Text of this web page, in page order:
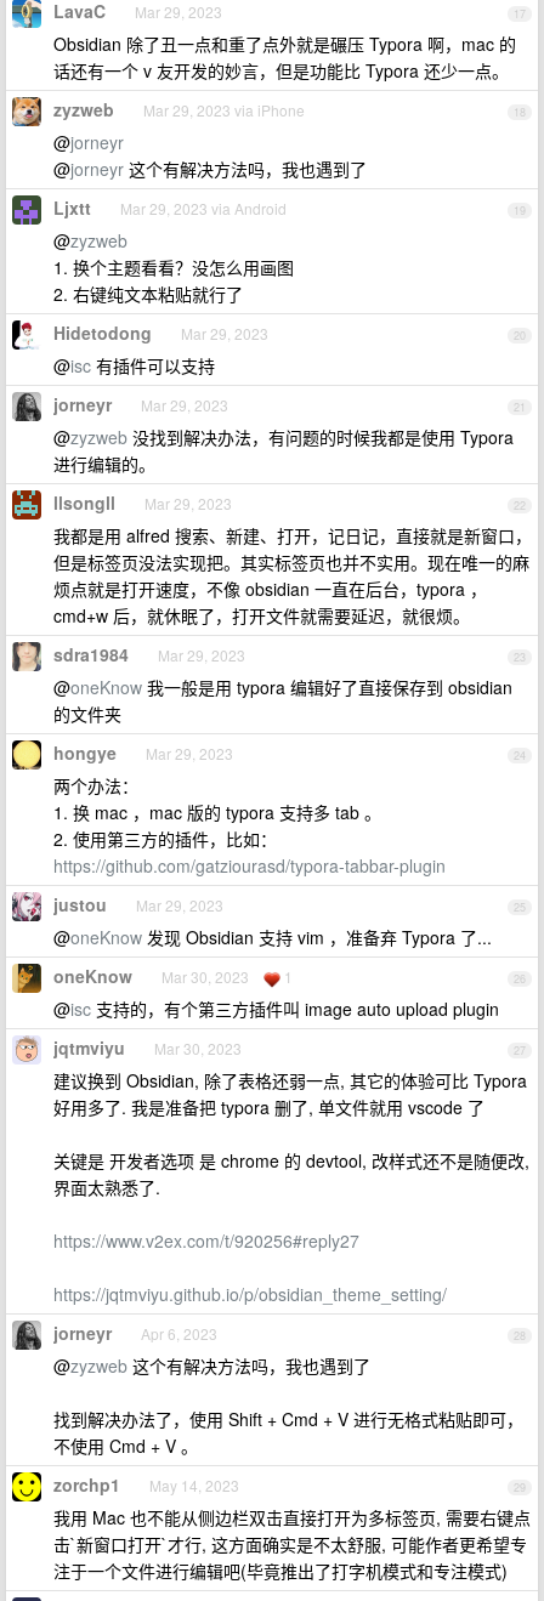
17
LavaC Mar 29, 2023
Obsidian 除了丑一点和重了点外就是碾压 Typora 啊，mac 的
话还有一个 v 友开发的妙言，但是功能比 Typora 还少一点。
18
zyzweb Mar 29, 2023 via iPhone
@jorneyr
@jorneyr 这个有解决方法吗，我也遇到了
19
Ljxtt Mar 29, 2023 via Android
@zyzweb
1. 换个主题看看？没怎么用画图
2. 右键纯文本粘贴就行了
20
Hidetodong Mar 29, 2023
@isc 有插件可以支持
21
jorneyr Mar 29, 2023
@zyzweb 没找到解决办法，有问题的时候我都是使用 Typora
进行编辑的。
22
llsongll Mar 29, 2023
我都是用 alfred 搜索、新建、打开，记日记，直接就是新窗口，
但是标签页没法实现把。其实标签页也并不实用。现在唯一的麻
烦点就是打开速度，不像 obsidian 一直在后台，typora ，
cmd+w 后，就休眠了，打开文件就需要延迟，就很烦。
23
sdra1984 Mar 29, 2023
@oneKnow 我一般是用 typora 编辑好了直接保存到 obsidian
的文件夹
24
hongye Mar 29, 2023
两个办法：
1. 换 mac ，mac 版的 typora 支持多 tab 。
2. 使用第三方的插件，比如：
https://github.com/gatziourasd/typora-tabbar-plugin
25
justou Mar 29, 2023
@oneKnow 发现 Obsidian 支持 vim ，准备弃 Typora 了...
26
oneKnow Mar 30, 2023 1
@isc 支持的，有个第三方插件叫 image auto upload plugin
27
jqtmviyu Mar 30, 2023
建议换到 Obsidian, 除了表格还弱一点, 其它的体验可比 Typora
好用多了. 我是准备把 typora 删了, 单文件就用 vscode 了
关键是 开发者选项 是 chrome 的 devtool, 改样式还不是随便改,
界面太熟悉了.
https://www.v2ex.com/t/920256#reply27
https://jqtmviyu.github.io/p/obsidian_theme_setting/
28
jorneyr Apr 6, 2023
@zyzweb 这个有解决方法吗，我也遇到了
找到解决办法了，使用 Shift + Cmd + V 进行无格式粘贴即可，
不使用 Cmd + V 。
29
zorchp1 May 14, 2023
我用 Mac 也不能从侧边栏双击直接打开为多标签页, 需要右键点
击`新窗口打开`才行, 这方面确实是不太舒服, 可能作者更希望专
注于一个文件进行编辑吧(毕竟推出了打字机模式和专注模式)